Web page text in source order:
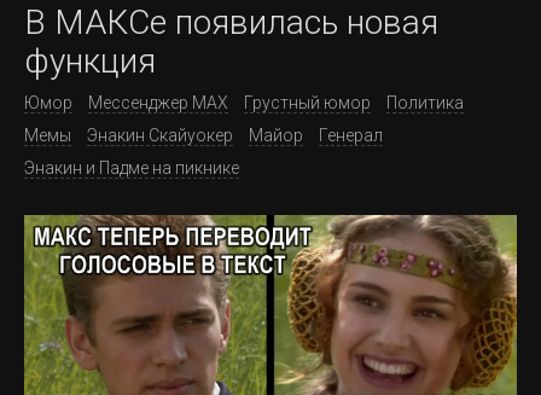
В МАКСе появилась новая
функция
Юмор Мессенджер MAX Грустный юмор
Политика
Мемы
Энакин Скайуокер Майор
Генерал
Энакин и Падме на пикнике